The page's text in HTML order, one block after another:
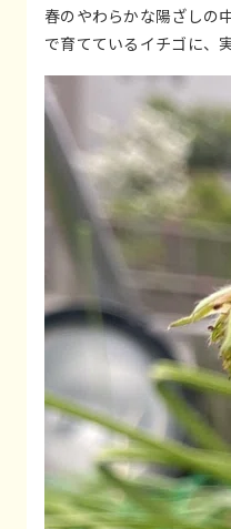
春のやわらかな陽ざしの
で育てているイチゴに、